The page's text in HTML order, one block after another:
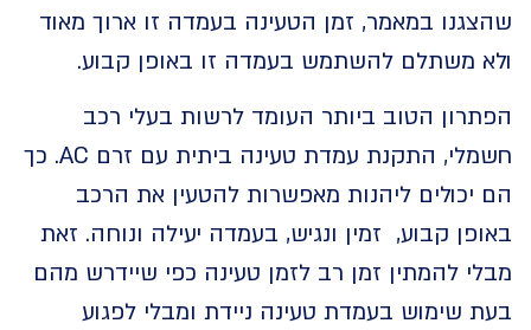
במאמר, זמן הטעינה בעמדה זו ארוך מאוד
משתלם להשתמש בעמדה זו באופן קבוע.
הטוב ביותר העומד לרשות בעלי רכב
חשמלי, התקנת עמדת טעינה ביתית עם זרם AC. כך
ליהנות מאפשרות להטעין את הרכב
קבוע, זמין ונגיש, בעמדה יעילה ונוחה. זאת
להמתין זמן רב לזמן טעינה כפי שיידרש מהם
שימוש בעמדת טעינה ניידת ומבלי לפגוע